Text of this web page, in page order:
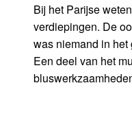
Bij het Parijse
verdiepingen. De
was niemand in
Een deel van het